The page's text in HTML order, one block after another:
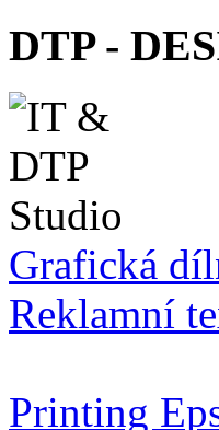
DTP -
Grafická
Reklamní
Printing